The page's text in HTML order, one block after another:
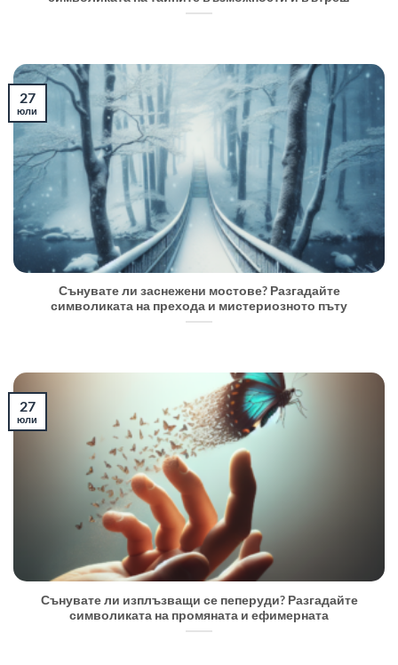
Сънувате ли заснежени мостове? Разгадайте
символиката на прехода и мистериозното пъту
27
юли
Сънувате ли изплъзващи се пеперуди? Разгадайте
символиката на промяната и ефимерната
27
юли